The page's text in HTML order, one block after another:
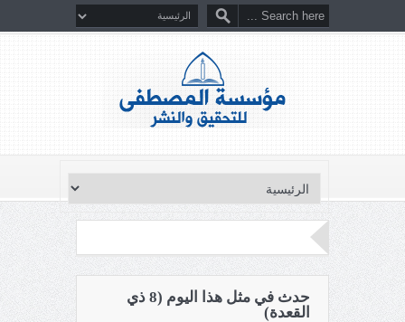
حدث في مثل هذا اليوم (8 ذي
القعدة)